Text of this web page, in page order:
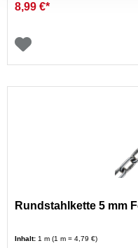
8,99 €*
Rundstahlkette 5 mm
Inhalt: 1 m (1 m = 4,79 €)